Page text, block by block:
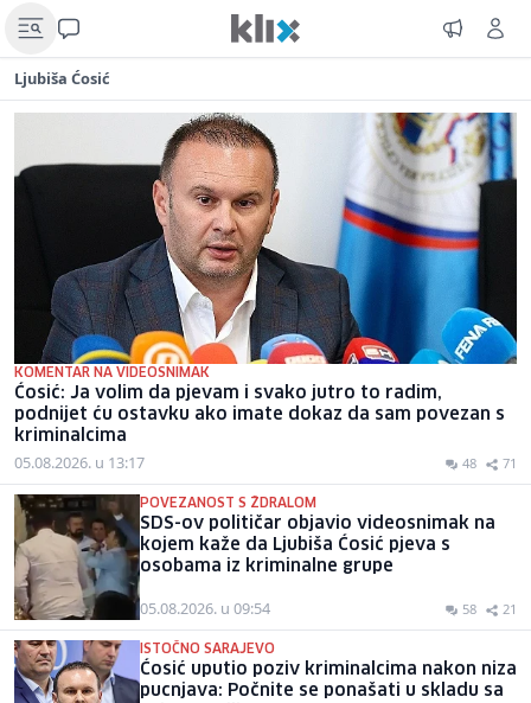
Ljubiša Ćosić
KOMENTAR NA VIDEOSNIMAK
Ćosić: Ja volim da pjevam i svako jutro to radim,
podnijet ću ostavku ako imate dokaz da sam povezan s
kriminalcima
05.08.2026. u 13:17 48 71
POVEZANOST S ŽDRALOM
SDS-ov političar objavio videosnimak na
kojem kaže da Ljubiša Ćosić pjeva s
osobama iz kriminalne grupe
05.08.2026. u 09:54 58 21
ISTOČNO SARAJEVO
Ćosić uputio poziv kriminalcima nakon niza
pucnjava: Počnite se ponašati u skladu sa